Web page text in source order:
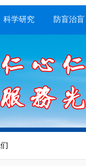
科学研究 防盲治盲